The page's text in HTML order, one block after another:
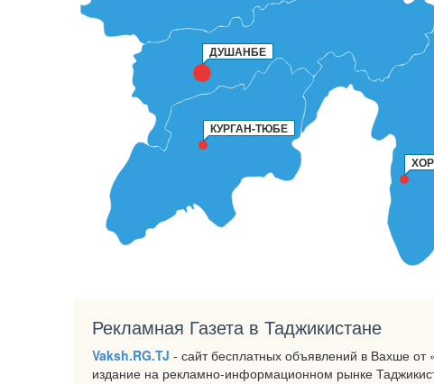
ДУШАНБЕ
КУРГАН-ТЮБЕ
Рекламная Газета в Таджикистане
Vaksh.RG.TJ - сайт бесплатных объявлений в Вахше
издание на рекламно-информационном рынке